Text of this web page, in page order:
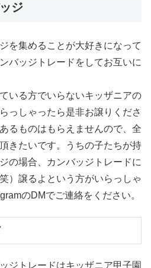
ジ
を集めることが大好きになって
バッジトレードをしてお互いに
いる方でいらないキッザニアの
っしゃったら是非お譲りくださ
るものはもらえませんので、全
きたいです。うちの子たちが持
の場合、カンバッジトレードに
）譲るよという方がいらっしゃ
のDMでご連絡をください。
ジトレードはキッザニア甲子園